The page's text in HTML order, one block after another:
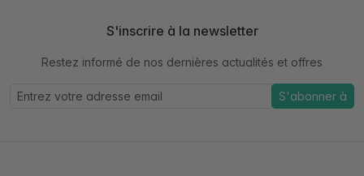
S'inscrire à la newsletter
Restez informé de nos dernières actualités et offres
S'abonner à